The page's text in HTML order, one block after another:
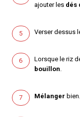
ajouter les dés
Verser dessus
Lorsque le riz
bouillon
Mélanger bien.